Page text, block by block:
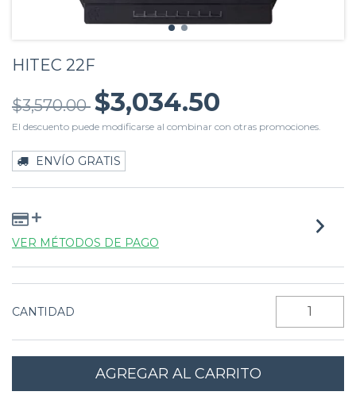
HITEC 22F
$3,570.00 $3,034.50
El descuento puede modificarse al combinar con otras promociones.
ENVÍO GRATIS
VER MÉTODOS DE PAGO
CANTIDAD